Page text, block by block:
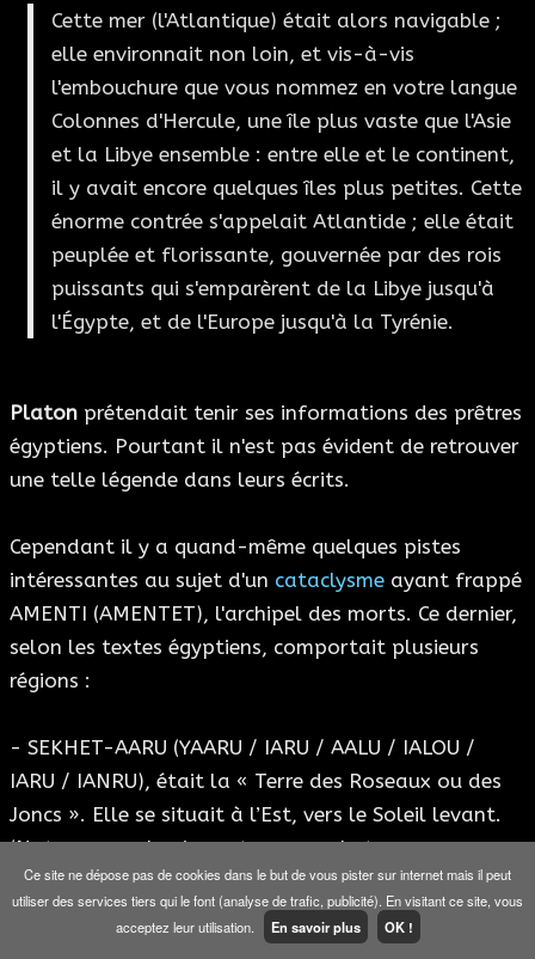
Cette mer (l'Atlantique) était alors navigable ;
elle environnait non loin, et vis-à-vis
l'embouchure que vous nommez en votre langue
Colonnes d'Hercule, une île plus vaste que l'Asie
et la Libye ensemble : entre elle et le continent,
il y avait encore quelques îles plus petites. Cette
énorme contrée s'appelait Atlantide ; elle était
peuplée et florissante, gouvernée par des rois
puissants qui s'emparèrent de la Libye jusqu'à
l'Égypte, et de l'Europe jusqu'à la Tyrénie.
Platon prétendait tenir ses informations des prêtres
égyptiens. Pourtant il n'est pas évident de retrouver
une telle légende dans leurs écrits.
Cependant il y a quand-même quelques pistes
intéressantes au sujet d'un cataclysme ayant frappé
AMENTI (AMENTET), l'archipel des morts. Ce dernier,
selon les textes égyptiens, comportait plusieurs
régions :
- SEKHET-AARU (YAARU / IARU / AALU / IALOU /
IARU / IANRU), était la « Terre des Roseaux ou des
Joncs ». Elle se situait à l’Est, vers le Soleil levant.
(Notons pour la circonstance que le terme
Babylonien ARALLU désignant le Paradis est proche
Ce site ne dépose pas de cookies dans le but de vous pister sur internet mais il peut
utiliser des services tiers qui le font (analyse de trafic, publicité). En visitant ce site, vous
acceptez leur utilisation.
En savoir plus OK !